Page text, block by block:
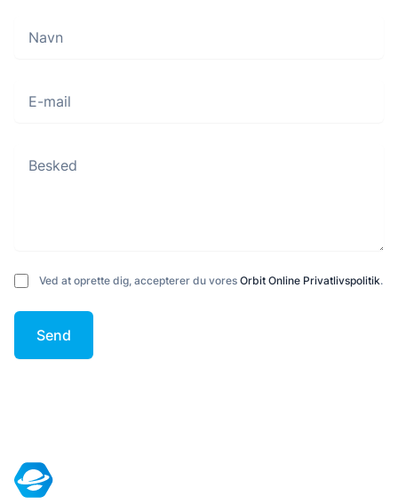
Ved at oprette dig, accepterer du vores Orbit Online Privatlivspolitik.
Send